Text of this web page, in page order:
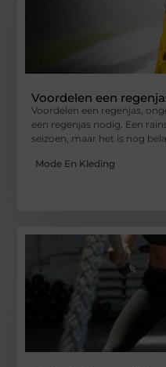
Voordelen een
Voordelen een regenjas,
een regenjas nodig. Een
seizoen, maar het is nog
Mode En Kleding